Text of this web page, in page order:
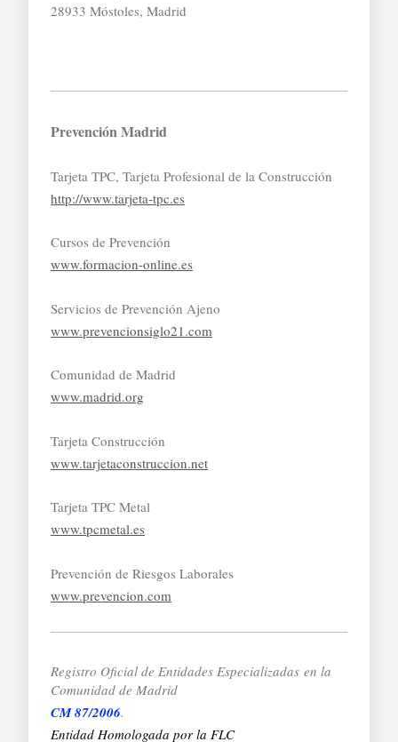
28933 Móstoles, Madrid
Prevención Madrid
Tarjeta TPC, Tarjeta Profesional de la Construcción
http://www.tarjeta-tpc.es
Cursos de Prevención
www.formacion-online.es
Servicios de Prevención Ajeno
www.prevencionsiglo21.com
Comunidad de Madrid
www.madrid.org
Tarjeta Construcción
www.tarjetaconstruccion.net
Tarjeta TPC Metal
www.tpcmetal.es
Prevención de Riesgos Laborales
www.prevencion.com
Registro Oficial de Entidades Especializadas en la
Comunidad de Madrid
CM 87/2006.
Entidad Homologada por la FLC